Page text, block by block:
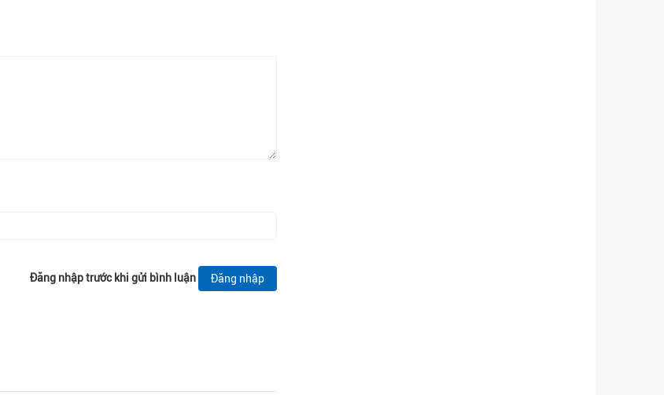
Đăng nhập trước khi gửi bình luận Đăng nhập